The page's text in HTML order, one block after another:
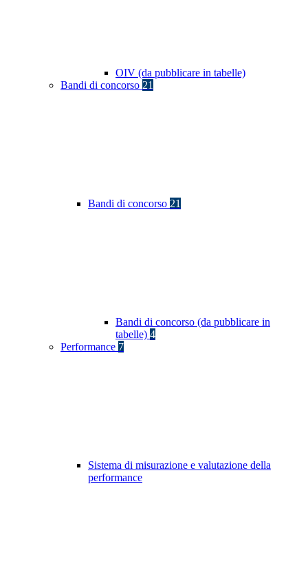
OIV (da pubblicare in tabelle)
Bandi di concorso 21
Bandi di concorso 21
Bandi di concorso (da pubblicare in
tabelle) 4
Performance 7
Sistema di misurazione e valutazione della
performance